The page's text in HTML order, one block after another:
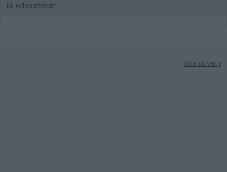
bli odebatterat"
Visa privacy